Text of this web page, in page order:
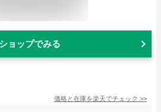
ショップでみる
価格と在庫を楽天でチェック >>